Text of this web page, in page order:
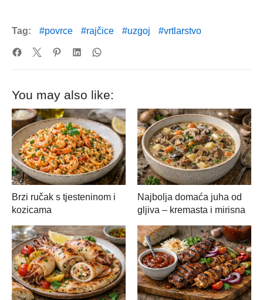
Tag: povrce rajčice uzgoj vrtlarstvo
You may also like:
Brzi ručak s tjesteninom i
kozicama
Najbolja domaća juha od
gljiva – kremasta i mirisna